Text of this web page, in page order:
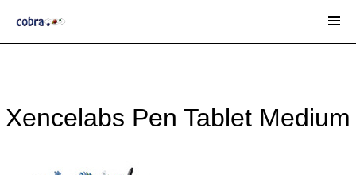
Xencelabs Pen Tablet Medium